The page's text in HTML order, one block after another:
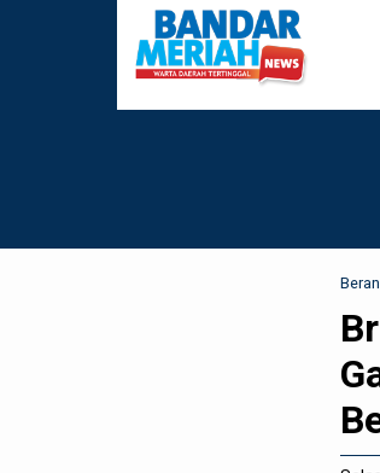
Amankan Dua Pengedar Narkoba Saat